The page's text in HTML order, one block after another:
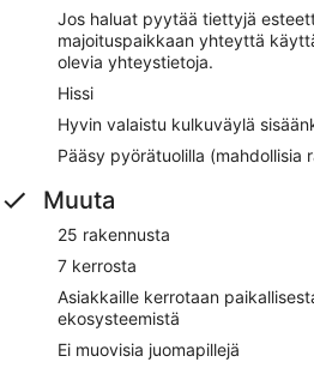
Jos haluat pyytää tiettyjä
majoituspaikkaan yhteyttä
olevia yhteystietoja.
Hissi
Hyvin valaistu kulkuväylä
Pääsy pyörätuolilla (mahdollisia
Muuta
25 rakennusta
7 kerrosta
Asiakkaille kerrotaan
ekosysteemistä
Ei muovisia juomapillejä